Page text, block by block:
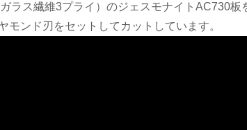
ラス繊維3プライ）のジェスモナイトAC730板
モンド刃をセットしてカットしています。